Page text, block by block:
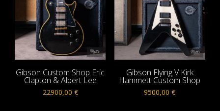
Gibson Custom Shop Eric
Clapton & Albert Lee
22900,00 €
Gibson Flying V Kirk
Hammett Custom Shop
9500,00€